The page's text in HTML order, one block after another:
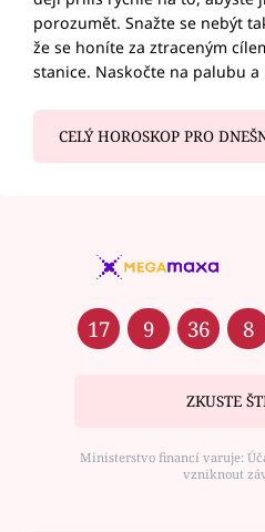
porozumět. Snažte se nebýt
že se honíte za ztraceným
stanice. Naskočte na palubu
CELÝ HOROSKOP PRO
17 9 36 8
ZKUSTE
Ministerstvo financí varuje:
vzniknout